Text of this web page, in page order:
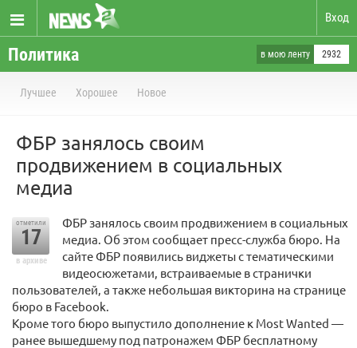
Вход
Политика в мою ленту 2932
Лучшее Хорошее Новое
ФБР занялось своим
продвижением в социальных
медиа
отметили
17
в архиве
ФБР занялось своим продвижением в социальных
медиа. Об этом сообщает пресс-служба бюро. На
сайте ФБР появились виджеты с тематическими
видеосюжетами, встраиваемые в странички
пользователей, а также небольшая викторина на странице
бюро в Facebook.
Кроме того бюро выпустило дополнение к Most Wanted —
ранее вышедшему под патронажем ФБР бесплатному